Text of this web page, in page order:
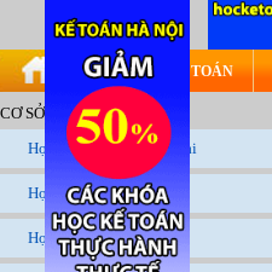
ĐÀO TẠO KẾ TOÁN
CƠ SỞ TẠI HÀ NỘI
Học kế toán tại minh khai
Học kế toán tại đống đa
Học kế toán ở cầu giấy